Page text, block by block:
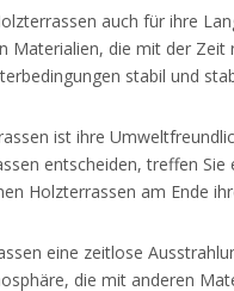
auch für ihre
Materialien, die mit der
stabil und
ist ihre
entscheiden, treffen
Holzterrassen am Ende
eine zeitlose
die mit anderen